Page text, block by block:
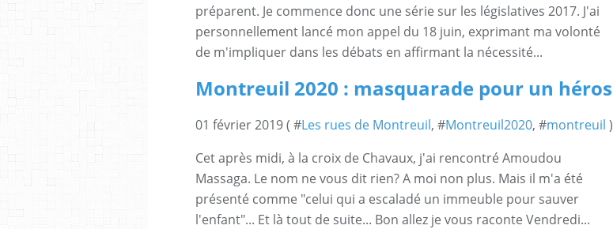
préparent. Je commence donc une série sur les législatives 2017. J'ai
personnellement lancé mon appel du 18 juin, exprimant ma volonté
de m'impliquer dans les débats en affirmant la nécessité...
Montreuil 2020 : masquarade pour un héros
01 février 2019 ( #Les rues de Montreuil, #Montreuil2020, #montreuil )
Cet après midi, à la croix de Chavaux, j'ai rencontré Amoudou
Massaga. Le nom ne vous dit rien? A moi non plus. Mais il m'a été
présenté comme "celui qui a escaladé un immeuble pour sauver
l'enfant"... Et là tout de suite... Bon allez je vous raconte Vendredi...